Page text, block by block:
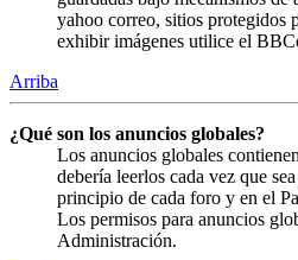
yahoo correo, sitios protegidos
exhibir imágenes utilice el
Arriba
¿Qué son los anuncios globales?
Los anuncios globales
debería leerlos cada vez que
principio de cada foro y en el
Los permisos para anuncios
Administración.